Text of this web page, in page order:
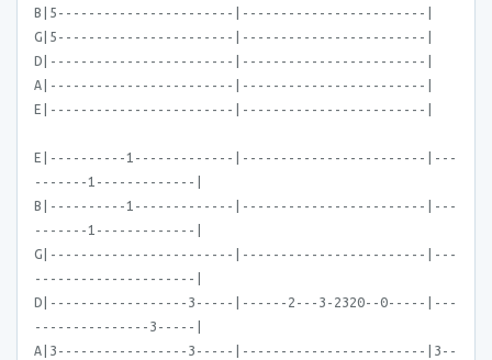
B|5-----------------------|------------------------|
G|5-----------------------|------------------------|
D|------------------------|------------------------|
A|------------------------|------------------------|
E|------------------------|------------------------|
E|----------1-------------|------------------------|---
-------1-------------|
B|----------1-------------|------------------------|---
-------1-------------|
G|------------------------|------------------------|---
---------------------|
D|------------------3-----|------2---3-2320--0-----|---
---------------3-----|
A|3-----------------3-----|------------------------|3--